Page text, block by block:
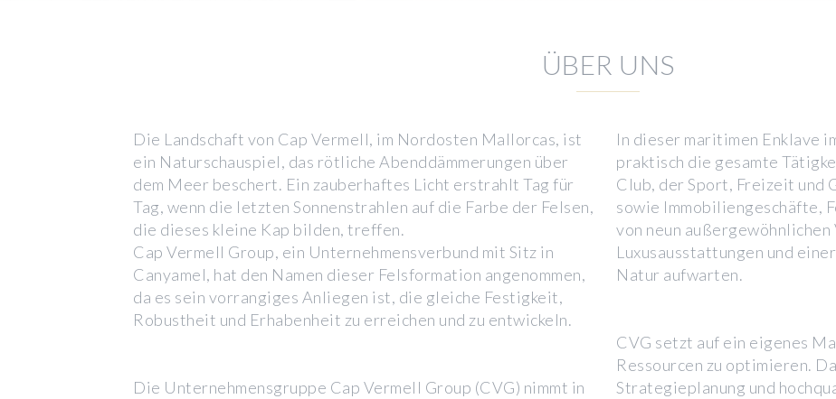
ÜBER UNS
Die Landschaft von Cap Vermell, im Nordosten Mallorcas, ist
ein Naturschauspiel, das rötliche Abenddämmerungen über
dem Meer beschert. Ein zauberhaftes Licht erstrahlt Tag für
Tag, wenn die letzten Sonnenstrahlen auf die Farbe der Felsen,
die dieses kleine Kap bilden, treffen.
Cap Vermell Group, ein Unternehmensverbund mit Sitz in
Canyamel, hat den Namen dieser Felsformation angenommen,
da es sein vorrangiges Anliegen ist, die gleiche Festigkeit,
Robustheit und Erhabenheit zu erreichen und zu entwickeln.
Die Unternehmensgruppe Cap Vermell Group (CVG) nimmt in
In dieser maritimen Enklave
praktisch die gesamte
Club, der Sport, Freizeit und
sowie Immobiliengeschäfte,
von neun
Luxusausstattungen und
Natur aufwarten.
CVG setzt auf ein eigenes
Ressourcen zu optimieren.
Strategieplanung und